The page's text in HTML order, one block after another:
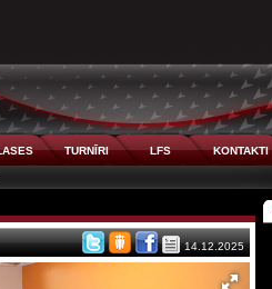
TURNĪRI LFS KONTAKTI
14.12.2025